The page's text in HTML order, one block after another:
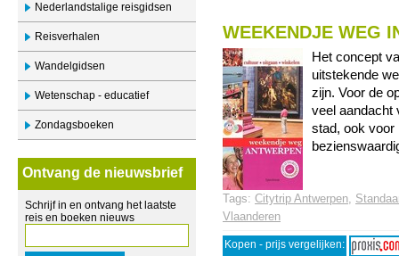
Nederlandstalige reisgidsen
Reisverhalen
Wandelgidsen
Wetenschap - educatief
Zondagsboeken
Ontvang de nieuwsbrief
Schrijf in en ontvang het laatste
reis en boeken nieuws
WEEKENDJE WEG
Het concept
uitstekende
zijn. Voor de
veel aandacht
stad, ook voor
Tags: Citytrip Antwerpen,
Vlaanderen
Kopen - prijs vergelijken: